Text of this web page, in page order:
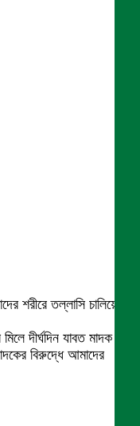
শরীরে তল্লাসি চালিয়ে
দীর্ঘদিন যাবত মাদক
বিরুদ্ধে আমাদের